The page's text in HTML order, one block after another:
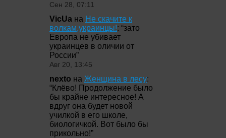
Сен 28, 07:11
VicUa на Не скачите к
волкам,украинцы!: “зато
Европа не убивает
украинцев в оличии от
России”
Авг 20, 13:45
nexto на Женщина в лесу:
“Клёво! Продолжение было
бы крайне интересное! А
вдруг она будет новой
училкой в его школе,
биологичкой. Вот было бы
прикольно!”